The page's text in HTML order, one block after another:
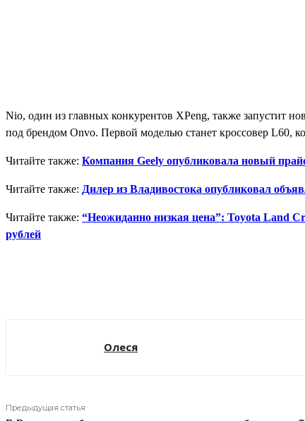
Nio, один из главных конкурентов XPeng, также запустит
под брендом Onvo. Первой моделью станет кроссовер L60,
Читайте также: Компания Geely опубликовала новый
Читайте также: Дилер из Владивостока опубликовал
Читайте также: “Неожиданно низкая цена”: Toyota Land
рублей
Олеся
Предыдущая статья